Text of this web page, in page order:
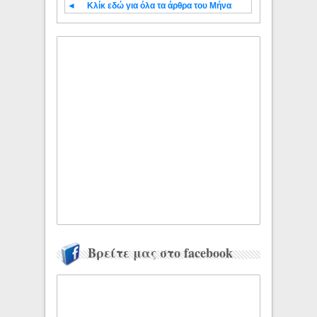
◄ Κλίκ εδώ για όλα τα άρθρα του Μήνα
Βρείτε μας στο facebook